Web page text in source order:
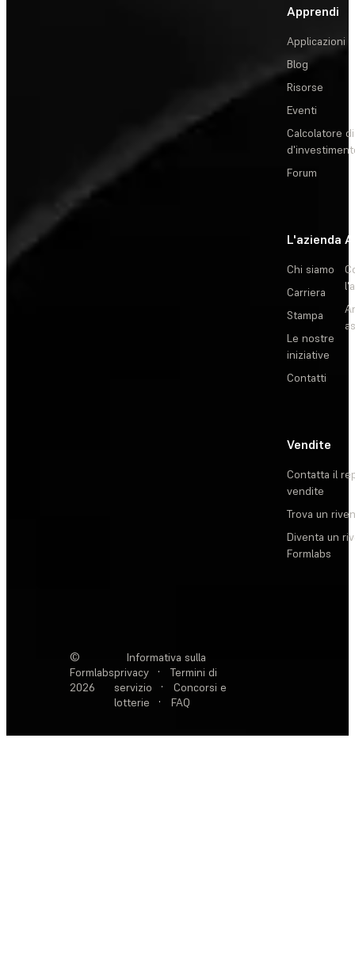
Apprendi
Applicazioni
Blog
Risorse
Eventi
Calcolatore
Forum
L'azienda
Chi siamo
Carriera
Stampa
Le nostre
iniziative
Contatti
Vendite
Contatta il
vendite
Trova un
Diventa un
Formlabs
©
Formlabs
2026
Informativa sulla
privacy
·
Termini di
servizio
·
Concorsi e
lotterie
· FAQ